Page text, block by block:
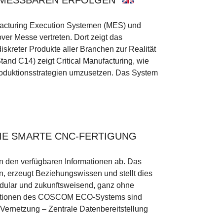
Execution Systemen (MES) und
Messe vertreten. Dort zeigt das
Produkte aller Branchen zur Realität
C14) zeigt Critical Manufacturing, wie
umzusetzen. Das System
SMARTE CNC-FERTIGUNG
verfügbaren Informationen ab. Das
erzeugt Beziehungswissen und stellt dies
und zukunftsweisend, ganz ohne
des COSCOM ECO-Systems sind
– Zentrale Datenbereitstellung